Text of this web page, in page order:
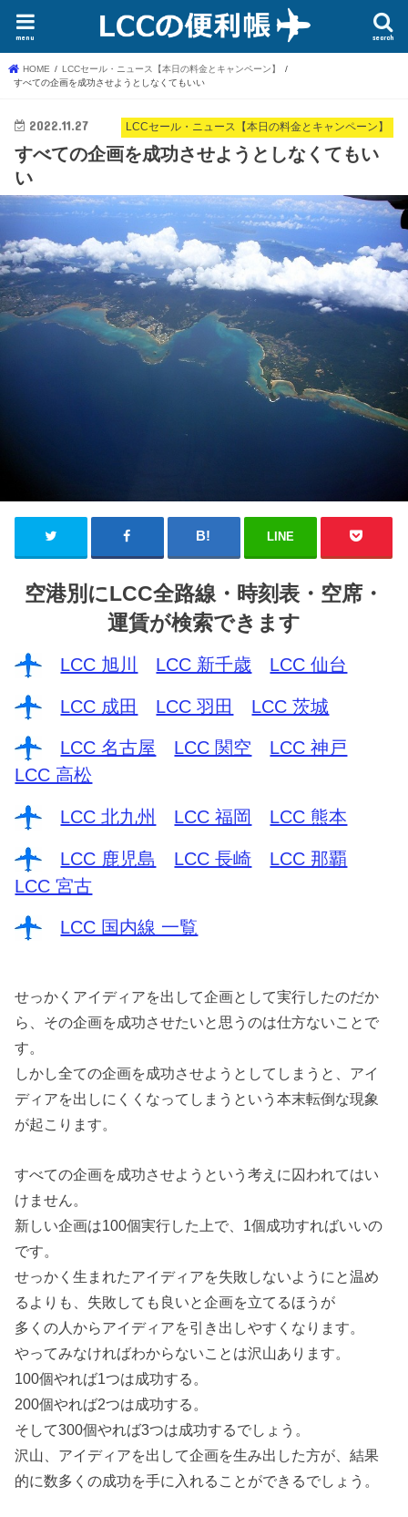
search
menu
HOME
LCCセール・ニュース【本日の料金とキャンペーン】
すべての企画を成功させようとしなくてもいい
LCCセール・ニュース【本日の料金とキャンペーン】
2022.11.27
すべての企画を成功させようとしなくてもい
い
LINE
空港別にLCC全路線・時刻表・空席・
運賃が検索できます
LCC 旭川 LCC 新千歳 LCC 仙台
LCC 成田 LCC 羽田 LCC 茨城
LCC 名古屋 LCC 関空
LCC 神戸
LCC 高松
LCC 北九州 LCC 福岡 LCC 熊本
LCC 鹿児島 LCC 長崎
LCC 那覇
LCC 宮古
LCC 国内線 一覧
せっかくアイディアを出して企画として実行したのだか
ら、その企画を成功させたいと思うのは仕方ないことで
す。
しかし全ての企画を成功させようとしてしまうと、アイ
ディアを出しにくくなってしまうという本末転倒な現象
が起こります。
すべての企画を成功させようという考えに囚われてはい
けません。
新しい企画は100個実行した上で、1個成功すればいいの
です。
せっかく生まれたアイディアを失敗しないようにと温め
るよりも、失敗しても良いと企画を立てるほうが
多くの人からアイディアを引き出しやすくなります。
やってみなければわからないことは沢山あります。
100個やれば1つは成功する。
200個やれば2つは成功する。
そして300個やれば3つは成功するでしょう。
沢山、アイディアを出して企画を生み出した方が、結果
的に数多くの成功を手に入れることができるでしょう。